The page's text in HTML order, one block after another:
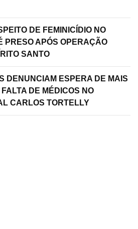
DE FEMINICÍDIO NO
PRESO APÓS OPERAÇÃO
SANTO
DENUNCIAM ESPERA DE MAIS
DE MÉDICOS NO
CARLOS TORTELLY